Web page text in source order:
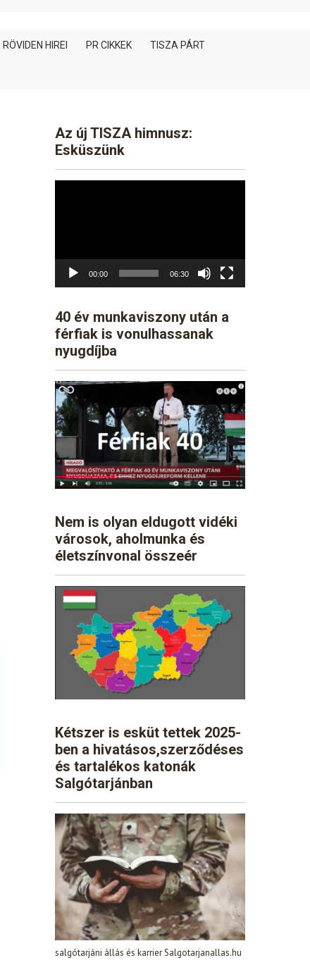
RÖVIDEN HIREI PR CIKKEK TISZA PÁRT
Az új TISZA himnusz:
Esküszünk
00:00 06:30
40 év munkaviszony után a
férfiak is vonulhassanak
nyugdíjba
Nem is olyan eldugott vidéki
városok, aholmunka és
életszínvonal összeér
Kétszer is esküt tettek 2025-
ben a hivatásos,szerződéses
és tartalékos katonák
Salgótarjánban
salgótarjáni állás és karrier Salgotarjanallas.hu